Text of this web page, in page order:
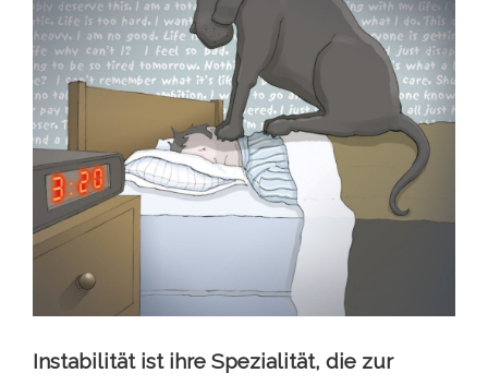
Instabilität ist ihre Spezialität, die zur